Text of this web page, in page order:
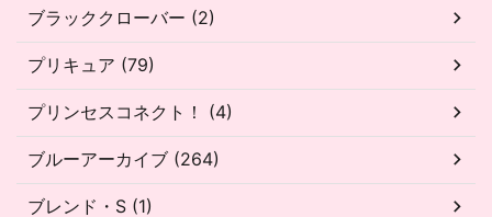
ブラッククローバー (2)
プリキュア (79)
プリンセスコネクト！ (4)
ブルーアーカイブ (264)
ブレンド・S (1)